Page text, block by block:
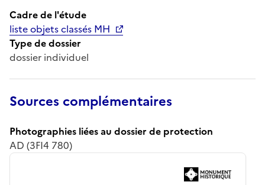
Cadre de l'étude
liste objets classés MH
Type de dossier
dossier individuel
Sources complémentaires
Photographies liées au dossier de protection
AD (3FI4 780)